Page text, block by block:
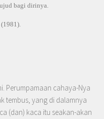
bagi dirinya.
Perumpamaan cahaya-Nya
tembus, yang di dalamnya
(dan) kaca itu seakan-akan